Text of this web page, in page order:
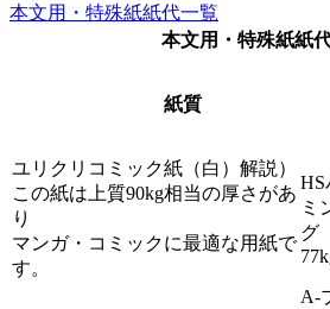
本文用・特殊紙紙代一覧
本文用・特殊紙紙
紙質
ユリクリコミック紙（白）解説）
この紙は上質90kg相当の厚さがあ
り
マンガ・コミックに最適な用紙で
す。
HS
ミ
グ
A-